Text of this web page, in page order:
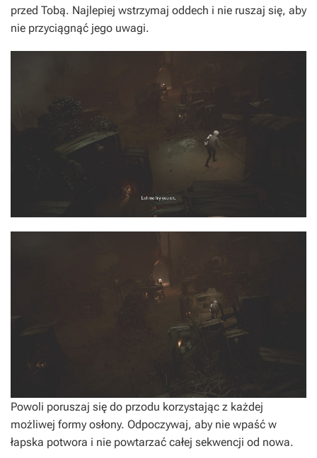
przed Tobą. Najlepiej wstrzymaj oddech i nie ruszaj się, aby
nie przyciągnąć jego uwagi.
Powoli poruszaj się do przodu korzystając z każdej
możliwej formy osłony. Odpoczywaj, aby nie wpaść w
łapska potwora i nie powtarzać całej sekwencji od nowa.